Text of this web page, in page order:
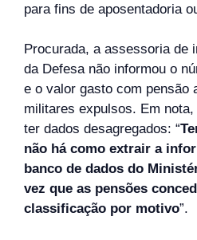
para fins de aposentadoria
Procurada, a assessoria de
da Defesa não informou o
e o valor gasto com pensão
militares expulsos. Em
ter dados desagregados: “
não há como extrair a
banco de dados do
vez que as pensões
classificação por motivo”.